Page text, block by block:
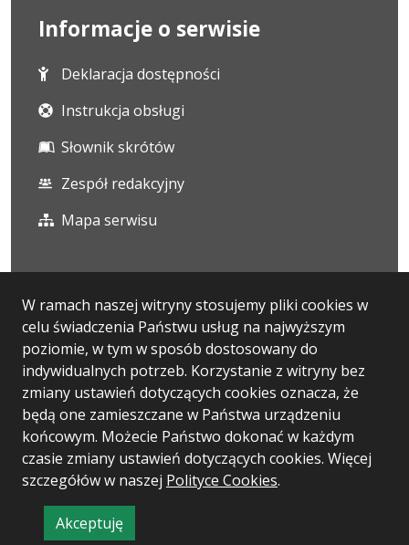
W ramach naszej witryny stosujemy pliki cookies w
celu świadczenia Państwu usług na najwyższym
poziomie, w tym w sposób dostosowany do
indywidualnych potrzeb. Korzystanie z witryny bez
zmiany ustawień dotyczących cookies oznacza, że
będą one zamieszczane w Państwa urządzeniu
końcowym. Możecie Państwo dokonać w każdym
czasie zmiany ustawień dotyczących cookies. Więcej
szczegółów w naszej Polityce Cookies.
Akceptuję
Informacje o serwisie
Deklaracja dostępności
Instrukcja obsługi
Słownik skrótów
Zespół redakcyjny
Mapa serwisu
Statystyki oglądalności
Ostatnio dodane
RODO
Wersja systemu: 5.7.0 [58]
Ostatnia aktualizacja BIP: 07.08.2026 12:38
CMS i hosting: Logonet Sp. z o.o. w Bydgoszczy